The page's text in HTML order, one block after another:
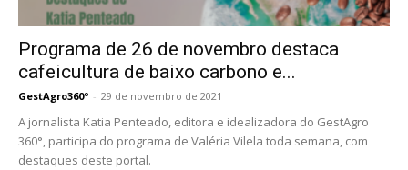
Programa de 26 de novembro destaca
cafeicultura de baixo carbono e...
GestAgro360º - 29 de novembro de 2021
A jornalista Katia Penteado, editora e idealizadora do GestAgro
360°, participa do programa de Valéria Vilela toda semana, com
destaques deste portal.